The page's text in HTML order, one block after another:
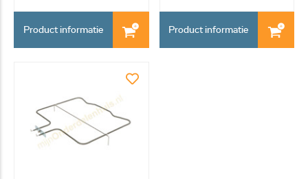
Product informatie Product informatie